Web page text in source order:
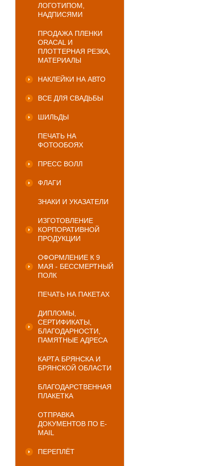
ЛОГОТИПОМ,
НАДПИСЯМИ
ПРОДАЖА ПЛЕНКИ
ORACAL И
ПЛОТТЕРНАЯ РЕЗКА,
МАТЕРИАЛЫ
НАКЛЕЙКИ НА АВТО
ВСЕ ДЛЯ СВАДЬБЫ
ШИЛЬДЫ
ПЕЧАТЬ НА
ФОТООБОЯХ
ПРЕСС ВОЛЛ
ФЛАГИ
ЗНАКИ И УКАЗАТЕЛИ
ИЗГОТОВЛЕНИЕ
КОРПОРАТИВНОЙ
ПРОДУКЦИИ
ОФОРМЛЕНИЕ К 9
МАЯ - БЕССМЕРТНЫЙ
ПОЛК
ПЕЧАТЬ НА ПАКЕТАХ
ДИПЛОМЫ,
СЕРТИФИКАТЫ,
БЛАГОДАРНОСТИ,
ПАМЯТНЫЕ АДРЕСА
КАРТА БРЯНСКА И
БРЯНСКОЙ ОБЛАСТИ
БЛАГОДАРСТВЕННАЯ
ПЛАКЕТКА
ОТПРАВКА
ДОКУМЕНТОВ ПО E-
MAIL
ПЕРЕПЛЁТ